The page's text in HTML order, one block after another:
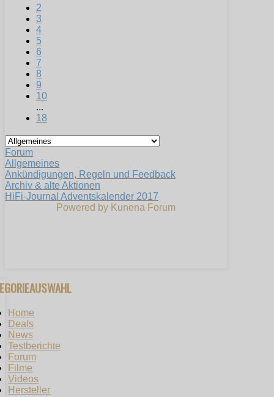
2
3
4
5
6
7
8
9
10
...
18
Forum
Allgemeines
Ankündigungen, Regeln und Feedback
Archiv & alte Aktionen
HiFi-Journal Adventskalender 2017
Powered by Kunena Forum
Home
Deals
News
Testberichte
Forum
Filme
Videos
Hersteller